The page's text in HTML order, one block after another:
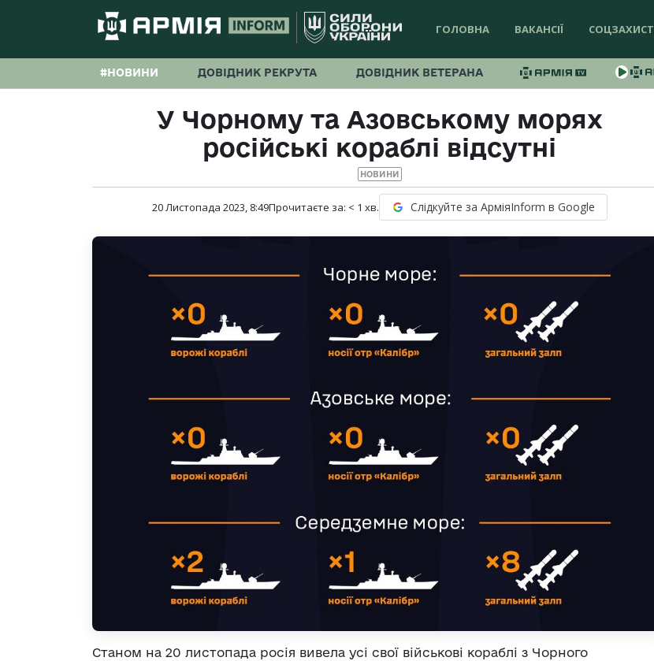
ГОЛОВНА ВАКАНСІЇ СОЦЗАХИСТ
#НОВИНИ ДОВІДНИК РЕКРУТА ДОВІДНИК ВЕТЕРАНА
У Чорному та Азовському морях
російські кораблі відсутні
НОВИНИ
20 Листопада 2023, 8:49Прочитаєте за: < 1 хв. Слідкуйте за АрміяInform в Google
Станом на 20 листопада росія вивела усі свої військові кораблі з Чорного